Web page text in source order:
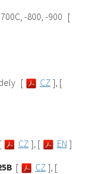
-800, -900 [
[ CZ ], [
[ CZ ], [ EN ]
[ CZ ], [